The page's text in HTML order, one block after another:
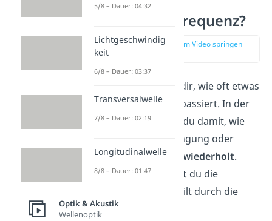
Was ist die Frequenz?
zur Stelle im Video springen
sagt dir, wie oft etwas
in einem Zeitraum passiert. In der
Physik beschreibst du damit, wie
oft sich eine Schwingung oder
Wellepro Sekunde wiederholt.
Deshalbberechnest du die
geteilt durch die
Periodendauer
5/8 – Dauer: 04:32
Lichtgeschwindig
keit
6/8 – Dauer: 03:37
Transversalwelle
7/8 – Dauer: 02:19
Longitudinalwelle
8/8 – Dauer: 01:47
Optik & Akustik
Wellenoptik